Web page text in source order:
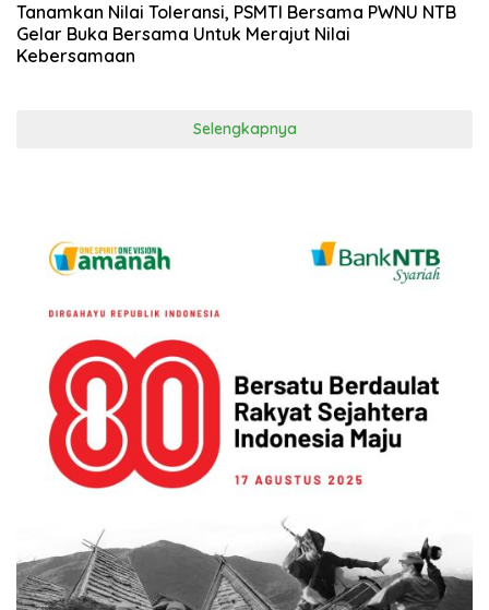
Tanamkan Nilai Toleransi, PSMTI Bersama PWNU NTB
Gelar Buka Bersama Untuk Merajut Nilai
Kebersamaan
Selengkapnya